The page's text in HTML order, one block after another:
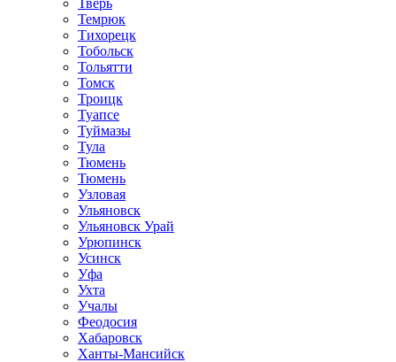
Тверь
Темрюк
Тихорецк
Тобольск
Тольятти
Томск
Троицк
Туапсе
Туймазы
Тула
Тюмень
Тюмень
Узловая
Ульяновск
Ульяновск Урай
Урюпинск
Усинск
Уфа
Ухта
Учалы
Феодосия
Хабаровск
Ханты-Мансийск